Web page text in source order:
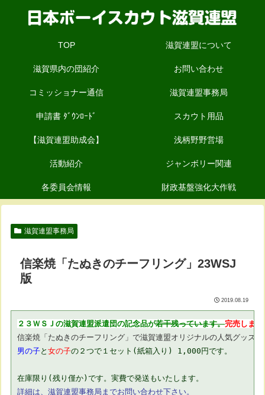
TOP 滋賀連盟について
滋賀県内の団紹介 お問い合わせ
コミッショナー通信 滋賀連盟事務局
申請書 ﾀﾞｳﾝﾛｰﾄﾞ スカウト用品
【滋賀連盟助成会】 浅柄野野営場
活動紹介 ジャンボリー関連
各委員会情報 財政基盤強化大作戦
滋賀連盟事務局
信楽焼「たぬきのチーフリング」23WSJ
版
2019.08.19
２３ＷＳＪの滋賀連盟派遣団の記念品が若干残っています。完売しまし
男の子と女の子の２つで１セット(紙箱入り) 1,000円です。
詳細は、滋賀連盟事務局までお問い合わせ下さい。